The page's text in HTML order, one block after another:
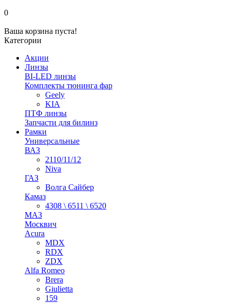
0
Ваша корзина пуста!
Категории
Акции
Линзы
BI-LED линзы
Комплекты тюнинга фар
Geely
KIA
ПТФ линзы
Запчасти для билинз
Рамки
Универсальные
ВАЗ
2110/11/12
Niva
ГАЗ
Волга Сайбер
Камаз
4308 \ 6511 \ 6520
МАЗ
Москвич
Acura
MDX
RDX
ZDX
Alfa Romeo
Brera
Giulietta
159